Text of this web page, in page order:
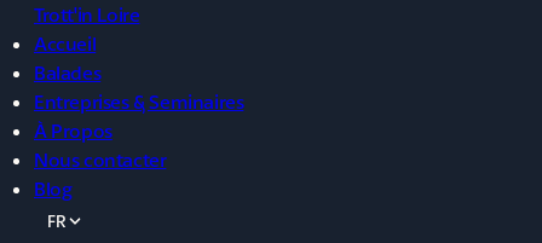
Trott'in Loire
Accueil
Balades
Entreprises & Seminaires
À Propos
Nous contacter
Blog
FR